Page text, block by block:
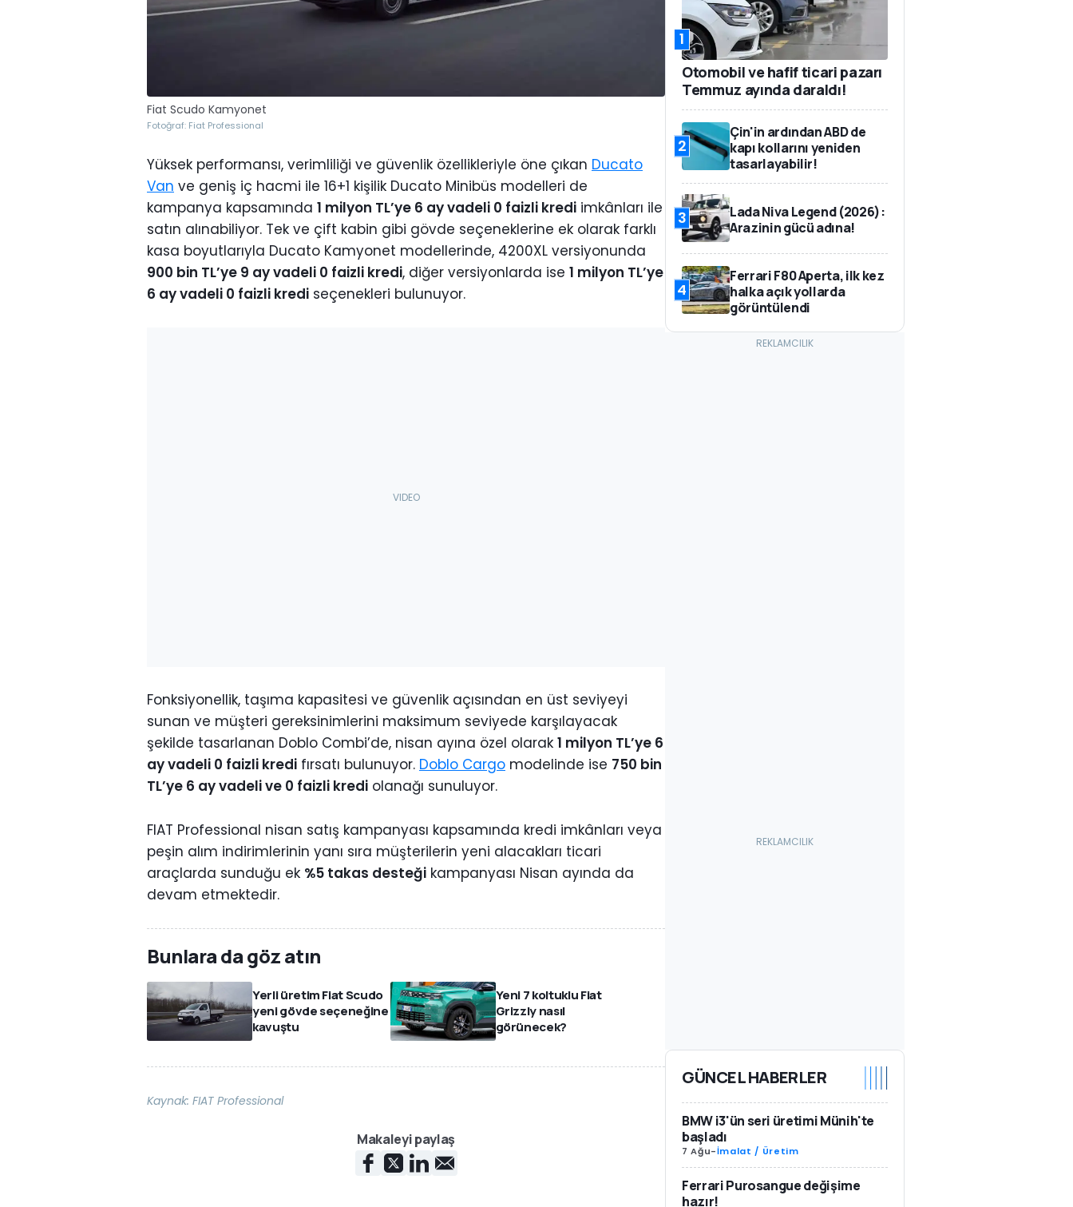
Fiat Scudo Kamyonet
Fotoğraf: Fiat Professional
Yüksek performansı, verimliliği ve güvenlik özellikleriyle öne çıkan Ducato
Van ve geniş iç hacmi ile 16+1 kişilik Ducato Minibüs modelleri de
kampanya kapsamında 1 milyon TL’ye 6 ay vadeli 0 faizli kredi imkânları ile
satın alınabiliyor. Tek ve çift kabin gibi gövde seçeneklerine ek olarak farklı
kasa boyutlarıyla Ducato Kamyonet modellerinde, 4200XL versiyonunda
900 bin TL’ye 9 ay vadeli 0 faizli kredi, diğer versiyonlarda ise 1 milyon TL’ye
6 ay vadeli 0 faizli kredi seçenekleri bulunuyor.
Fonksiyonellik, taşıma kapasitesi ve güvenlik açısından en üst seviyeyi
sunan ve müşteri gereksinimlerini maksimum seviyede karşılayacak
şekilde tasarlanan Doblo Combi’de, nisan ayına özel olarak 1 milyon TL’ye 6
ay vadeli 0 faizli kredi fırsatı bulunuyor. Doblo Cargo modelinde ise 750 bin
TL’ye 6 ay vadeli ve 0 faizli kredi olanağı sunuluyor.
FIAT Professional nisan satış kampanyası kapsamında kredi imkânları veya
peşin alım indirimlerinin yanı sıra müşterilerin yeni alacakları ticari
araçlarda sunduğu ek %5 takas desteği kampanyası Nisan ayında da
devam etmektedir.
Bunlara da göz atın
Yerli üretim Fiat Scudo
yeni gövde seçeneğine
kavuştu
Yeni 7 koltuklu Fiat
Grizzly nasıl
görünecek?
Kaynak: FIAT Professional
Makaleyi paylaş
1
Otomobil ve hafif ticari pazarı
Temmuz ayında daraldı!
2
Çin'in ardından ABD de
kapı kollarını yeniden
tasarlayabilir!
3
Lada Niva Legend (2026):
Arazinin gücü adına!
4
Ferrari F80 Aperta, ilk kez
halka açık yollarda
görüntülendi
GÜNCEL HABERLER
BMW i3'ün seri üretimi Münih'te
başladı
7 Ağu-İmalat / Üretim
Ferrari Purosangue değişime
hazır!